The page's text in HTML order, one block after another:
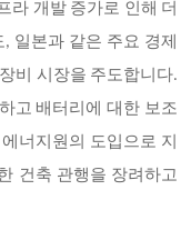
라 개발 증가로 인해 더
일본과 같은 주요 경제
비 시장을 주도합니다.
고 배터리에 대한 보조
너지원의 도입으로 지
건축 관행을 장려하고